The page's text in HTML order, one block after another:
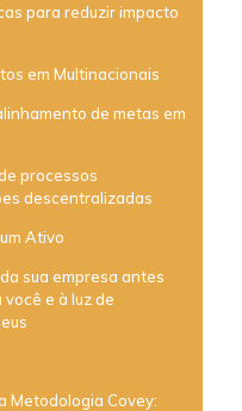
para reduzir impacto
em Multinacionais
de metas em
processos
descentralizadas
Ativo
sua empresa antes
e à luz de
Metodologia Covey: